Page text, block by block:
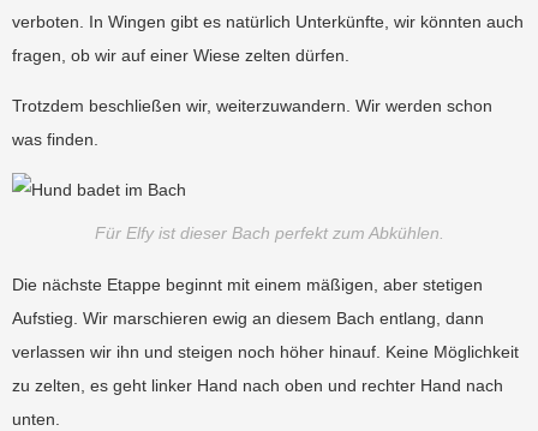
verboten. In Wingen gibt es natürlich Unterkünfte, wir könnten auch
fragen, ob wir auf einer Wiese zelten dürfen.
Trotzdem beschließen wir, weiterzuwandern. Wir werden schon
was finden.
Für Elfy ist dieser Bach perfekt zum Abkühlen.
Die nächste Etappe beginnt mit einem mäßigen, aber stetigen
Aufstieg. Wir marschieren ewig an diesem Bach entlang, dann
verlassen wir ihn und steigen noch höher hinauf. Keine Möglichkeit
zu zelten, es geht linker Hand nach oben und rechter Hand nach
unten.